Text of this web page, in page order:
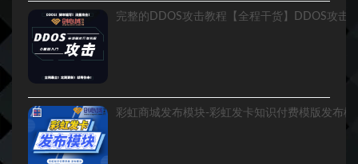
彩虹商城发布模块-彩虹发卡知识付费模版发布模